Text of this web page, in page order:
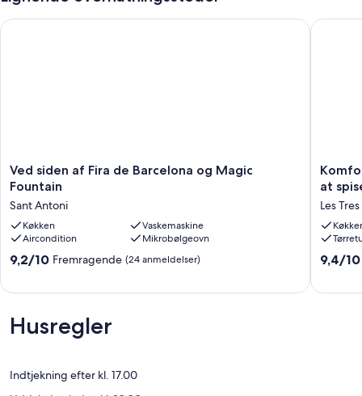
Ved
siden
Fira
de
Barcelona
og
Antoni
Ved siden af ​​Fira de Barcelona og Magic
Fountain
Sant Antoni
Køkken
Vaskemaskine
Aircondition
Mikrobølgeovn
9.2
Fremragende,
(24
9,2/10 Fremragende (24 anmeldelser)
Ved siden af ​​Fira de Barcelona og Magic Fountain
loftsrum
område
at
spise,
solbade,
at
Les
9.4
9,4/10
Husregler
Indtjekning efter kl. 17.00